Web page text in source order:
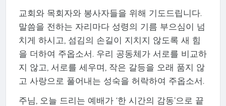
교회와 목회자와 봉사자들을 위해 기도드립니다.
말씀을 전하는 자리마다 성령의 기름 부으심이 넘
치게 하시고, 섬김의 손길이 지치지 않도록 새 힘
을 더하여 주옵소서. 우리 공동체가 서로를 비교하
지 않고, 서로를 세우며, 작은 갈등을 오래 품지 않
고 사랑으로 풀어내는 성숙을 허락하여 주옵소서.
주님, 오늘 드리는 예배가 ‘한 시간의 감동’으로 끝